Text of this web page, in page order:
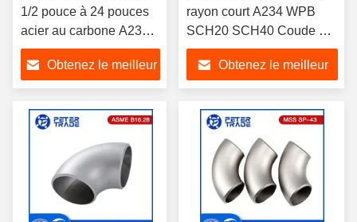
1/2 pouce à 24 pouces
acier au carbone A234
WPB soudé 90 degrés
rayon court coudes SCH
40
Obtenez le meilleur
rayon court A234 WPB
SCH20 SCH40 Coude à
rayon court 90 degrés
Obtenez le meilleur